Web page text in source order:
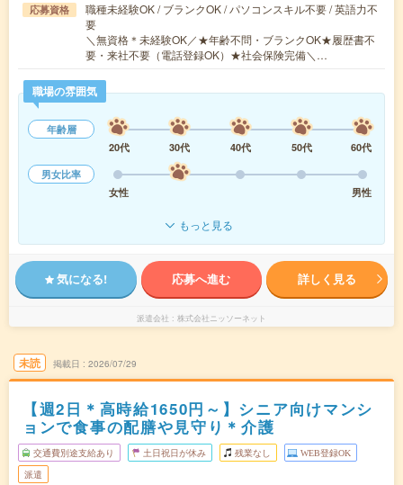
応募資格
職種未経験OK / ブランクOK / パソコンスキル不要 / 英語力不
要
＼無資格＊未経験OK／★年齢不問・ブランクOK★履歴書不
要・来社不要（電話登録OK）★社会保険完備＼…
職場の雰囲気
年齢層
20代
30代 40代 50代
60代
男女比率
女性
男性
もっと見る
気になる! 応募へ進む 詳しく見る
派遣会社 株式会社ニッソーネット
未読 掲載日 2026/07/29
【週2日＊高時給1650円～】シニア向けマンシ
ョンで食事の配膳や見守り＊介護
交通費別途支給あり 土日祝日が休み 残業なし WEB登録OK
派遣